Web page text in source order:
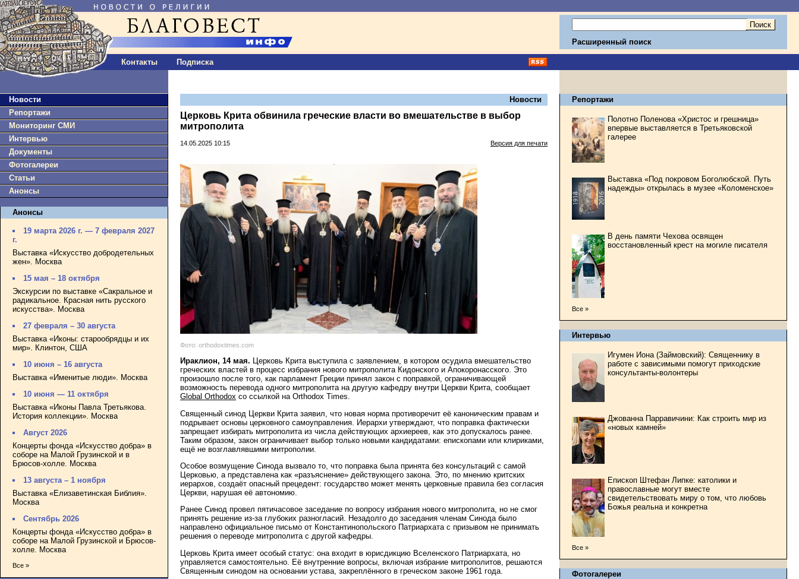
Контакты Подписка
Расширенный поиск
Новости
Репортажи
Мониторинг СМИ
Интервью
Документы
Фотогалереи
Статьи
Анонсы
Анонсы
19 марта 2026 г. — 7 февраля 2027
г.
Выставка «Искусство добродетельных
жен». Москва
15 мая – 18 октября
Экскурсии по выставке «Сакральное и
радикальное. Красная нить русского
искусства». Москва
27 февраля – 30 августа
Выставка «Иконы: старообрядцы и их
мир». Клинтон, США
10 июня – 16 августа
Выставка «Именитые люди». Москва
10 июня — 11 октября
Выставка «Иконы Павла Третьякова.
История коллекции». Москва
Август 2026
Концерты фонда «Искусство добра» в
соборе на Малой Грузинской и в
Брюсов-холле. Москва
13 августа – 1 ноября
Выставка «Елизаветинская Библия».
Москва
Сентябрь 2026
Концерты фонда «Искусство добра» в
соборе на Малой Грузинской и Брюсов-
холле. Москва
Все »
Новости
Церковь Крита обвинила греческие власти во вмешательстве в выбор
митрополита
14.05.2025 10:15 Версия для печати
Фото: orthodoxtimes.com
Ираклион, 14 мая. Церковь Крита выступила с заявлением, в котором осудила вмешательство
греческих властей в процесс избрания нового митрополита Кидонского и Апокоронасского. Это
произошло после того, как парламент Греции принял закон с поправкой, ограничивающей
возможность перевода одного митрополита на другую кафедру внутри Церкви Крита, сообщает
Global Orthodox со ссылкой на Orthodox Times.
Священный синод Церкви Крита заявил, что новая норма противоречит её каноническим правам и
подрывает основы церковного самоуправления. Иерархи утверждают, что поправка фактически
запрещает избирать митрополита из числа действующих архиереев, как это допускалось ранее.
Таким образом, закон ограничивает выбор только новыми кандидатами: епископами или клириками,
ещё не возглавлявшими митрополии.
Особое возмущение Синода вызвало то, что поправка была принята без консультаций с самой
Церковью, а представлена как «разъяснение» действующего закона. Это, по мнению критских
иерархов, создаёт опасный прецедент: государство может менять церковные правила без согласия
Церкви, нарушая её автономию.
Ранее Синод провел пятичасовое заседание по вопросу избрания нового митрополита, но не смог
принять решение из-за глубоких разногласий. Незадолго до заседания членам Синода было
направлено официальное письмо от Константинопольского Патриархата с призывом не принимать
решения о переводе митрополита с другой кафедры.
Церковь Крита имеет особый статус: она входит в юрисдикцию Вселенского Патриархата, но
управляется самостоятельно. Её внутренние вопросы, включая избрание митрополитов, решаются
Священным синодом на основании устава, закреплённого в греческом законе 1961 года.
Репортажи
Полотно Поленова «Христос и грешница»
впервые выставляется в Третьяковской
галерее
Выставка «Под покровом Боголюбской. Путь
надежды» открылась в музее «Коломенское»
В день памяти Чехова освящен
восстановленный крест на могиле писателя
Все »
Интервью
Игумен Иона (Займовский): Священнику в
работе с зависимыми помогут приходские
консультанты-волонтеры
Джованна Парравичини: Как строить мир из
«новых камней»
Епископ Штефан Липке: католики и
православные могут вместе
свидетельствовать миру о том, что любовь
Божья реальна и конкретна
Все »
Фотогалереи